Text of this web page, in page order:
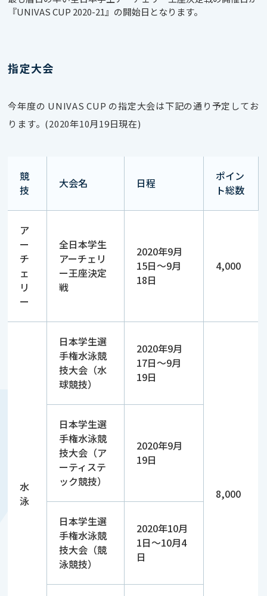
『UNIVAS CUP 2020-21』の開始日となります。
指定大会
今年度の UNIVAS CUP の指定大会は下記の通り予定してお
ります。(2020年10月19日現在)
競
技
大会名 日程
ポイン
ト総数
ア
ー
チ
ェ
リ
ー
全日本学生
アーチェリ
ー王座決定
戦
2020年9月
15日～9月
18日
4,000
水
泳
日本学生選
手権水泳競
技大会（水
球競技）
2020年9月
17日～9月
19日
8,000
日本学生選
手権水泳競
技大会（ア
ーティステ
ック競技）
2020年9月
19日
日本学生選
手権水泳競
技大会（競
泳競技）
2020年10月
1日～10月4
日